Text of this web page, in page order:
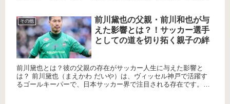
その他
前川黛也の父親・前川和也が与
えた影響とは？！サッカー選手
としての道を切り拓く親子の絆
前川黛也とは？彼の父親の存在がサッカー人生に与えた影響と
は？ 前川黛也（まえかわ だいや）は、ヴィッセル神戸で活躍す
るゴールキーパーで、日本サッカー界で注目される存在です。彼